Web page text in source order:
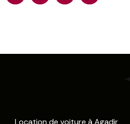
Location de voiture à Agadir